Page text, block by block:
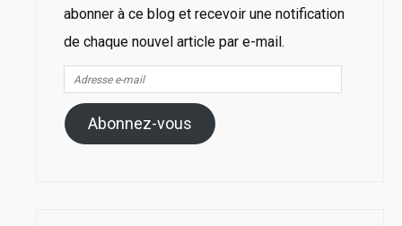
abonner à ce blog et recevoir une notification
de chaque nouvel article par e-mail.
Adresse
e-
mail
Abonnez-vous